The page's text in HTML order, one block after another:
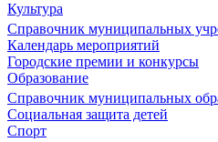
Культура
Справочник муниципальных
Календарь мероприятий
Городские премии и конкурсы
Образование
Справочник муниципальных
Социальная защита детей
Спорт